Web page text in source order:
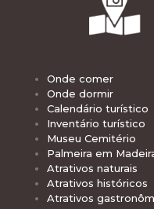
Onde comer
Onde dormir
Calendário turístico
Inventário turístico
Museu Cemitério
Palmeira em
Atrativos naturais
Atrativos históricos
Atrativos